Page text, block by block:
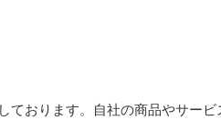
ております。自社の商品やサー